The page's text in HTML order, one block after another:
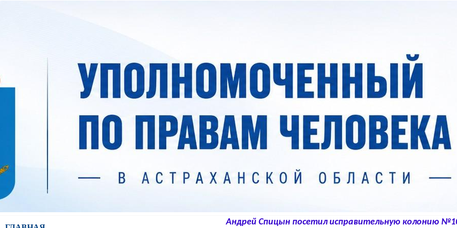
Андрей Спицын посетил исправительную колонию